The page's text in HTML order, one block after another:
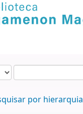
por hierarquia